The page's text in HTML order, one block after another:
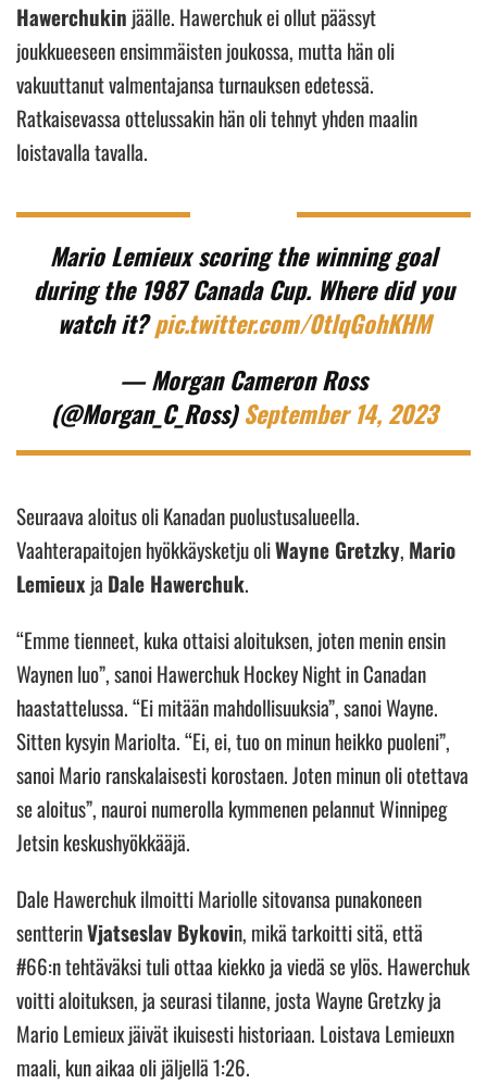
Hawerchukin jäälle. Hawerchuk ei ollut päässyt
joukkueeseen ensimmäisten joukossa, mutta hän oli
vakuuttanut valmentajansa turnauksen edetessä.
Ratkaisevassa ottelussakin hän oli tehnyt yhden maalin
loistavalla tavalla.
Mario Lemieux scoring the winning goal
during the 1987 Canada Cup. Where did you
watch it?pic.twitter.com/0tlqGohKHM
— Morgan Cameron Ross
(@Morgan_C_Ross)September 14, 2023
Seuraava aloitus oli Kanadan puolustusalueella.
Vaahterapaitojen hyökkäysketju oliWayne Gretzky, Mario
Lemieux ja Dale Hawerchuk.
“Emme tienneet, kuka ottaisi aloituksen, joten menin ensin
Waynen luo”, sanoi Hawerchuk Hockey Night in Canadan
haastattelussa. “Ei mitään mahdollisuuksia”, sanoi Wayne.
Sitten kysyin Mariolta. “Ei, ei, tuo on minun heikko puoleni”,
sanoi Mario ranskalaisesti korostaen. Joten minun oli otettava
se aloitus”, nauroi numerolla kymmenen pelannut Winnipeg
Jetsin keskushyökkääjä.
Dale Hawerchuk ilmoitti Mariolle sitovansa punakoneen
sentterinVjatseslav Bykovin, mikä tarkoitti sitä, että
#66:n tehtäväksi tuli ottaa kiekko ja viedä se ylös. Hawerchuk
voitti aloituksen, ja seurasi tilanne, josta Wayne Gretzky ja
Mario Lemieux jäivät ikuisesti historiaan. Loistava Lemieuxn
maali, kun aikaa oli jäljellä 1:26.